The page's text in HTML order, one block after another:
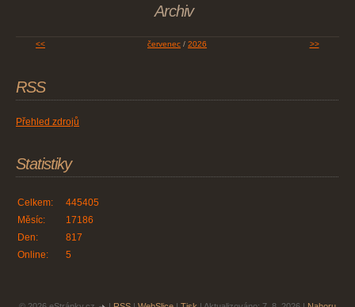
Archiv
<< červenec / 2026 >>
RSS
Přehled zdrojů
Statistiky
Online: 5
Celkem:
445405
Měsíc:
17186
Den:
817